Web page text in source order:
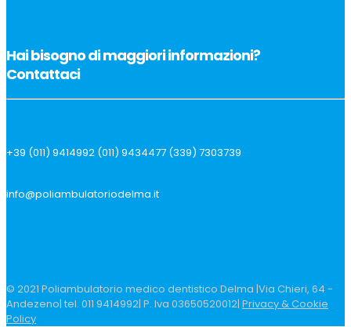
Hai bisogno di maggiori informazioni?
Contattaci
+39 (011) 9414992 (011) 9434477 (339) 7303739
info@poliambulatoriodelma.it
© 2021 Poliambulatorio medico dentistico Delma |Via Chieri, 64 -
Andezeno| tel. 011 9414992| P. Iva 03650520012| Privacy & Cookie
Policy